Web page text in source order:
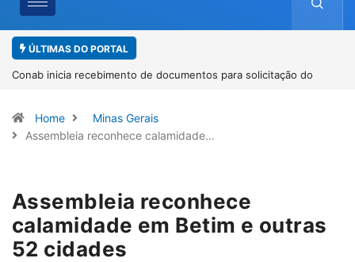
ÚLTIMAS DO PORTAL
Workshop internacional debate futuro da piscicultura com
Home
Minas Gerais
Assembleia reconhece calamidade…
Assembleia reconhece
calamidade em Betim e outras
52 cidades